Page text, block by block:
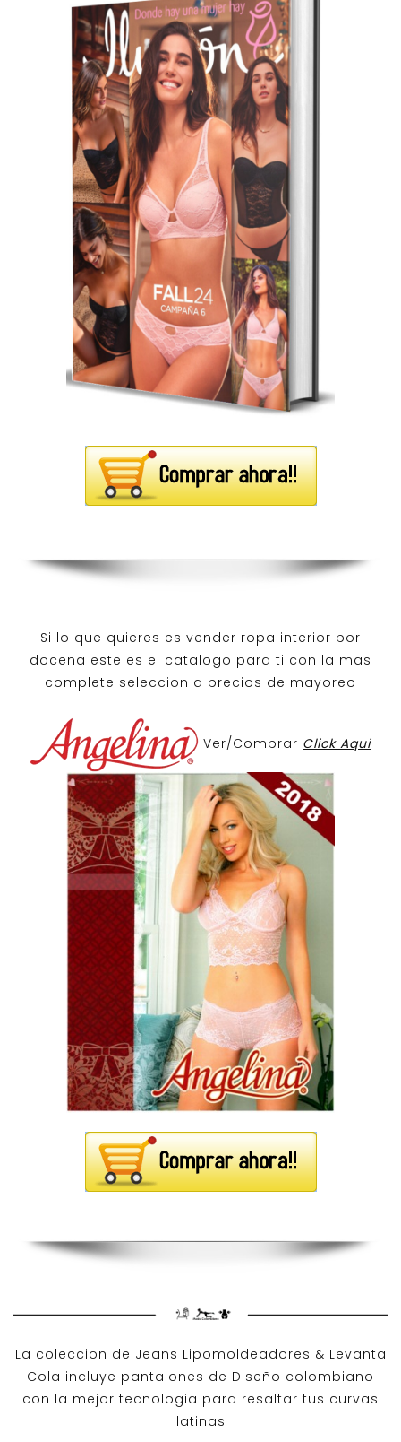
Si lo que quieres es vender ropa interior por
docena este es el catalogo para ti con la mas
complete seleccion a precios de mayoreo
Ver/Comprar Click Aqui
La coleccion de Jeans Lipomoldeadores & Levanta
Cola incluye pantalones de Diseño colombiano
con la mejor tecnologia para resaltar tus curvas
latinas